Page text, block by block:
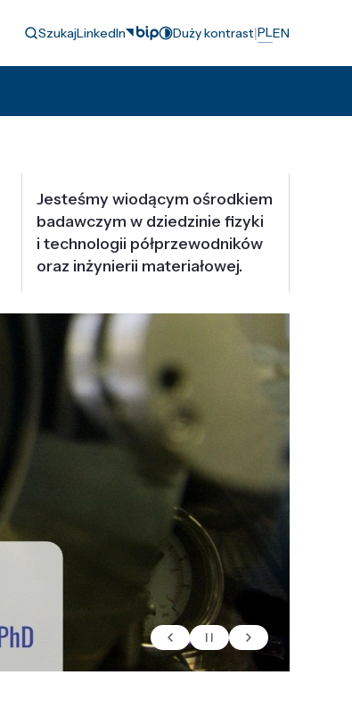
SzukajLinkedIn Duży kontrast|PLEN
Jesteśmy wiodącym ośrodkiem
badawczym w dziedzinie fizyki
i technologii półprzewodników
oraz inżynierii materiałowej.